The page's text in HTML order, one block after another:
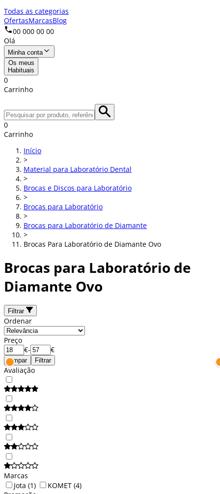
Todas as categorias
OfertasMarcasBlog
00 000 00 00
Olá
Minha conta
Os meus
Habituais
0
Carrinho
0
Carrinho
Início
>
Material para Laboratório Dental
>
Brocas e Discos para Laboratório
>
Brocas para Laboratório
>
Brocas para Laboratório de Diamante
>
Brocas Para Laboratório de Diamante Ovo
Brocas para Laboratório de
Diamante Ovo
Filtrar
Ordenar
Preço
€- €
Limpar Filtrar
Avaliação
Marcas
Jota (1) KOMET (4)